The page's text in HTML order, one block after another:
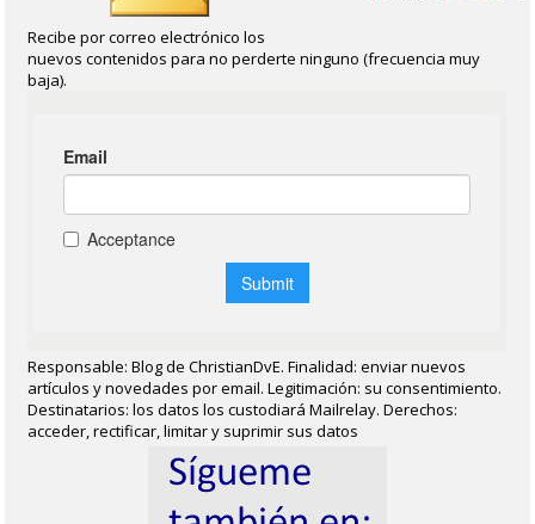
Recibe por correo electrónico los
nuevos contenidos para no perderte ninguno (frecuencia muy
baja).
Responsable: Blog de ChristianDvE. Finalidad: enviar nuevos
artículos y novedades por email. Legitimación: su consentimiento.
Destinatarios: los datos los custodiará Mailrelay. Derechos:
acceder, rectificar, limitar y suprimir sus datos